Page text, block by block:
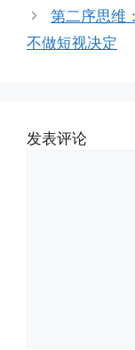
第二序思维
不做短视决定
发表评论